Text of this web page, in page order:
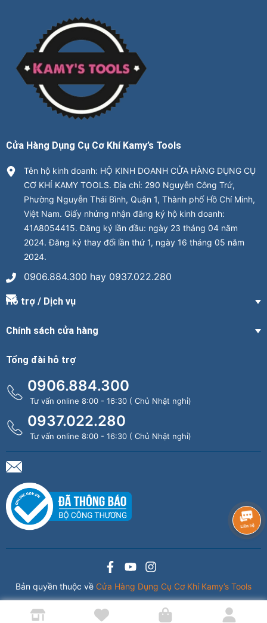
Cửa Hàng Dụng Cụ Cơ Khí Kamy’s Tools
Tên hộ kinh doanh: HỘ KINH DOANH CỬA HÀNG DỤNG CỤ
CƠ KHÍ KAMY TOOLS. Địa chỉ: 290 Nguyễn Công Trứ,
Phường Nguyễn Thái Bình, Quận 1, Thành phố Hồ Chí Minh,
Việt Nam. Giấy nhứng nhận đăng ký hộ kinh doanh:
41A8054415. Đăng ký lần đầu: ngày 23 tháng 04 năm
2024. Đăng ký thay đổi lần thứ 1, ngày 16 tháng 05 năm
2024.
0906.884.300 hay 0937.022.280
Hỗ trợ / Dịch vụ
Chính sách cửa hàng
Tổng đài hỗ trợ
0906.884.300
Tư vấn online 8:00 - 16:30 ( Chủ Nhật nghỉ)
0937.022.280
Tư vấn online 8:00 - 16:30 ( Chủ Nhật nghỉ)
Bản quyền thuộc về Cửa Hàng Dụng Cụ Cơ Khí Kamy’s Tools